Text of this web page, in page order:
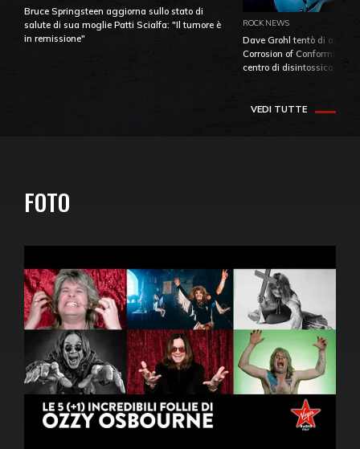
Bruce Springsteen aggiorna sullo stato di
salute di sua moglie Patti Scialfa: "Il tumore è
in remissione"
ROCK NEWS
Dave Grohl tentò di
Corrosion of Conformity
centro di
VEDI TUTTE
FOTO